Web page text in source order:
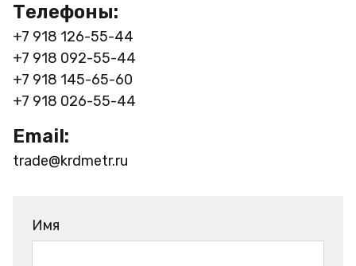
Телефоны:
+7 918 126-55-44
+7 918 092-55-44
+7 918 145-65-60
+7 918 026-55-44
Email:
trade@krdmetr.ru
Имя